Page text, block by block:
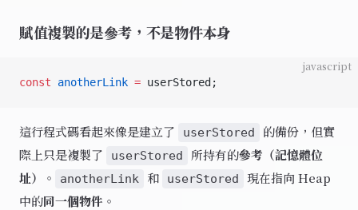
賦值複製的是參考，不是物件本身
javascript
const anotherLink = userStored;
這行程式碼看起來像是建立了 userStored
的備份，但實
際上只是複製了
userStored 所持有的參考（記憶體位
址）
。 anotherLink 和 userStored
現在指向 Heap
中的同一個物件 。